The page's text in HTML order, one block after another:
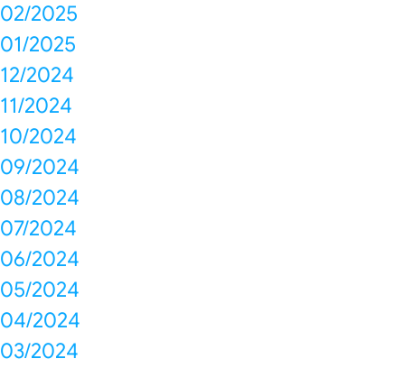
02/2025
01/2025
12/2024
11/2024
10/2024
09/2024
08/2024
07/2024
06/2024
05/2024
04/2024
03/2024